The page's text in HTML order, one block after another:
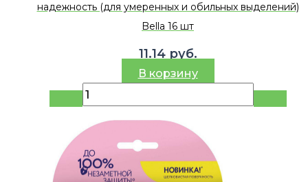
надежность (для умеренных и обильных выделений)
Bella 16 шт
11.14 руб.
В корзину